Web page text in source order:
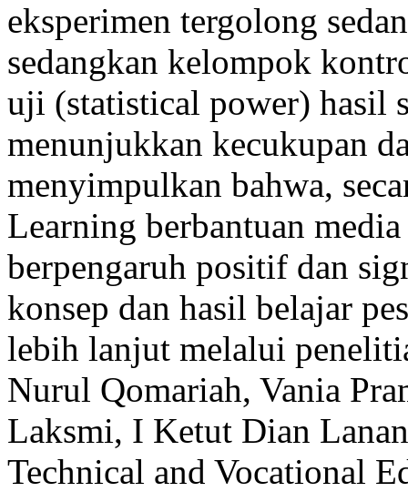
eksperimen tergolong
sedangkan kelompok
uji (statistical power) hasil
menunjukkan kecukupan
menyimpulkan bahwa,
Learning berbantuan
berpengaruh positif dan
konsep dan hasil belajar
lebih lanjut melalui
Nurul Qomariah, Vania
Laksmi, I Ketut Dian
Technical and Vocational